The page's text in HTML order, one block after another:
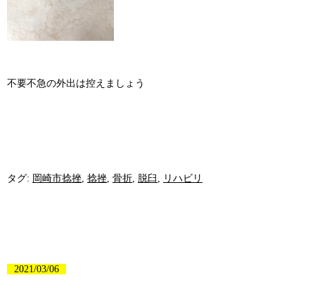
不要不急の外出は控えましょう
タグ: 岡崎市捻挫, 捻挫, 骨折, 脱臼 , リハビリ
2021/03/06